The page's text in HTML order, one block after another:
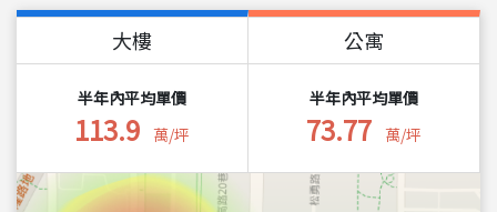
大樓
半年內平均單價
113.9 萬/坪
公寓
半年內平均單價
73.77 萬/坪